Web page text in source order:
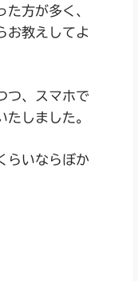
方が多く、
お教えしてよ
つ、スマホで
しました。
らいならぼか